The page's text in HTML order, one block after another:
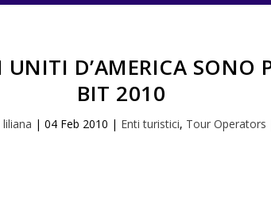
D’AMERICA SONO
BIT 2010
liliana | 04 Feb 2010 | Enti turistici, Tour Operators